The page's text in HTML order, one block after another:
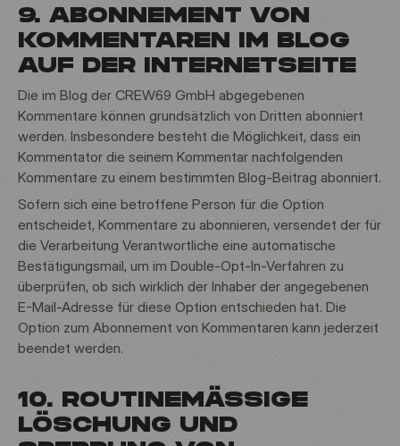
9. ABONNEMENT VON
KOMMENTAREN IM BLOG
AUF DER INTERNETSEITE
Die im Blog der CREW69 GmbH abgegebenen
Kommentare können grundsätzlich von Dritten abonniert
werden. Insbesondere besteht die Möglichkeit, dass ein
Kommentator die seinem Kommentar nachfolgenden
Kommentare zu einem bestimmten Blog-Beitrag abonniert.
Sofern sich eine betroffene Person für die Option
entscheidet, Kommentare zu abonnieren, versendet der für
die Verarbeitung Verantwortliche eine automatische
Bestätigungsmail, um im Double-Opt-In-Verfahren zu
überprüfen, ob sich wirklich der Inhaber der angegebenen
E-Mail-Adresse für diese Option entschieden hat. Die
Option zum Abonnement von Kommentaren kann jederzeit
beendet werden.
10. ROUTINEMÄSSIGE L
ÖSCHUNG UND S